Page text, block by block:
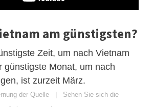
am günstigsten?
Zeit, um nach Vietnam
günstigste Monat, um nach
ist zurzeit März.
der Quelle | Sehen Sie sich die